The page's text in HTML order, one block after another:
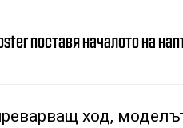
поставя началото на
ход,